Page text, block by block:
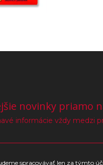
novinky priamo
informácie vždy medzi
spracovávať len za týmto